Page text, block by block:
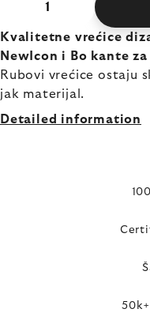
Kvalitetne vrećice
NewIcon i Bo kante
Rubovi vrećice ostaju
jak materijal.
Detailed information